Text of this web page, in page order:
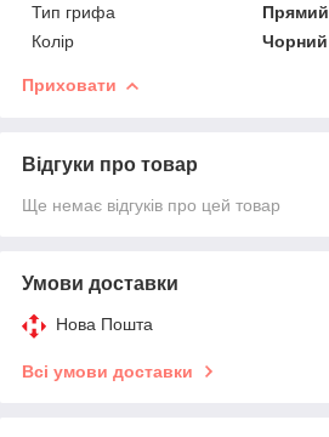
Тип грифа
Прямий
Колір
Чорний
Приховати
Відгуки про товар
Ще немає відгуків про цей товар
Умови доставки
Нова Пошта
Всі умови доставки